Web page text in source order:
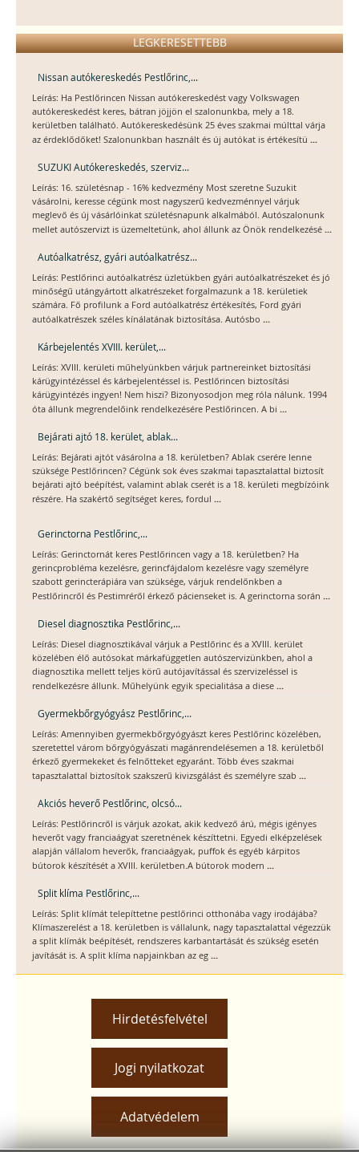
LEGKERESETTEBB
Nissan autókereskedés Pestlőrinc,...
Leírás: Ha Pestlőrincen Nissan autókereskedést vagy Volkswagen
autókereskedést keres, bátran jöjjön el szalonunkba, mely a 18.
kerületben található. Autókereskedésünk 25 éves szakmai múlttal várja
az érdeklődőket! Szalonunkban használt és új autókat is értékesítü ...
SUZUKI Autókereskedés, szerviz...
Leírás: 16. születésnap - 16% kedvezmény Most szeretne Suzukit
vásárolni, keresse cégünk most nagyszerű kedvezménnyel várjuk
meglevő és új vásárlóinkat születésnapunk alkalmából. Autószalonunk
mellet autószervizt is üzemeltetünk, ahol állunk az Önök rendelkezésé ...
Autóalkatrész, gyári autóalkatrész...
Leírás: Pestlőrinci autóalkatrész üzletükben gyári autóalkatrészeket és jó
minőségű utángyártott alkatrészeket forgalmazunk a 18. kerületiek
számára. Fő profilunk a Ford autóalkatrész értékesítés, Ford gyári
autóalkatrészek széles kínálatának biztosítása. Autósbo ...
Kárbejelentés XVIII. kerület,...
Leírás: XVIII. kerületi műhelyünkben várjuk partnereinket biztosítási
kárügyintézéssel és kárbejelentéssel is. Pestlőrincen biztosítási
kárügyintézés ingyen! Nem hiszi? Bizonyosodjon meg róla nálunk. 1994
óta állunk megrendelőink rendelkezésére Pestlőrincen. A bi ...
Bejárati ajtó 18. kerület, ablak...
Leírás: Bejárati ajtót vásárolna a 18. kerületben? Ablak cserére lenne
szüksége Pestlőrincen? Cégünk sok éves szakmai tapasztalattal biztosít
bejárati ajtó beépítést, valamint ablak cserét is a 18. kerületi megbízóink
részére. Ha szakértő segítséget keres, fordul ...
Gerinctorna Pestlőrinc,...
Leírás: Gerinctornát keres Pestlőrincen vagy a 18. kerületben? Ha
gerincprobléma kezelésre, gerincfájdalom kezelésre vagy személyre
szabott gerincterápiára van szüksége, várjuk rendelőnkben a
Pestlőrincről és Pestimréről érkező pácienseket is. A gerinctorna során ...
Diesel diagnosztika Pestlőrinc,...
Leírás: Diesel diagnosztikával várjuk a Pestlőrinc és a XVIII. kerület
közelében élő autósokat márkafüggetlen autószervizünkben, ahol a
diagnosztika mellett teljes körű autójavítással és szervizeléssel is
rendelkezésre állunk. Műhelyünk egyik specialitása a diese ...
Gyermekbőrgyógyász Pestlőrinc,...
Leírás: Amennyiben gyermekbőrgyógyászt keres Pestlőrinc közelében,
szeretettel várom bőrgyógyászati magánrendelésemen a 18. kerületből
érkező gyermekeket és felnőtteket egyaránt. Több éves szakmai
tapasztalattal biztosítok szakszerű kivizsgálást és személyre szab ...
Akciós heverő Pestlőrinc, olcsó...
Leírás: Pestlőrincről is várjuk azokat, akik kedvező árú, mégis igényes
heverőt vagy franciaágyat szeretnének készíttetni. Egyedi elképzelések
alapján vállalom heverők, franciaágyak, puffok és egyéb kárpitos
bútorok készítését a XVIII. kerületben.A bútorok modern ...
Split klíma Pestlőrinc,...
Leírás: Split klímát telepíttetne pestlőrinci otthonába vagy irodájába?
Klímaszerelést a 18. kerületben is vállalunk, nagy tapasztalattal végezzük
a split klímák beépítését, rendszeres karbantartását és szükség esetén
javítását is. A split klíma napjainkban az eg ...
Hirdetésfelvétel
Jogi nyilatkozat
Adatvédelem